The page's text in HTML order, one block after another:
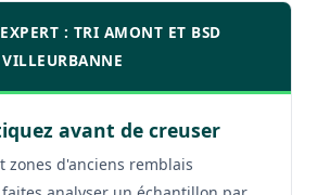
: TRI AMONT ET BSD
avant de creuser
zones d'anciens remblais